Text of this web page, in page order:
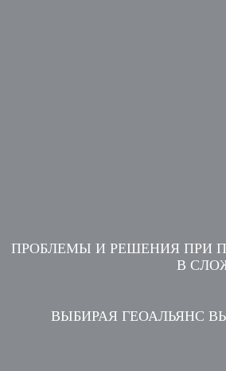
ПРОБЛЕМЫ И РЕШЕНИЯ ПРИ
В
ВЫБИРАЯ ГЕОАЛЬЯНС